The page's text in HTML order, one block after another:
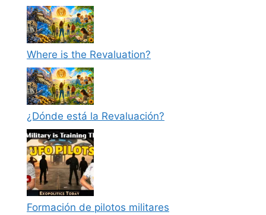
Where is the Revaluation?
¿Dónde está la Revaluación?
Formación de pilotos militares